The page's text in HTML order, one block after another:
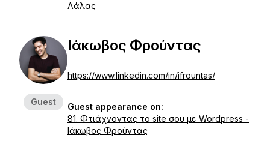
Λάλας
Guest
Ιάκωβος Φρούντας
https://www.linkedin.com/in/ifrountas/
Guest appearance on:
81. Φτιάχνοντας το site σου με Wordpress -
Ιάκωβος Φρούντας